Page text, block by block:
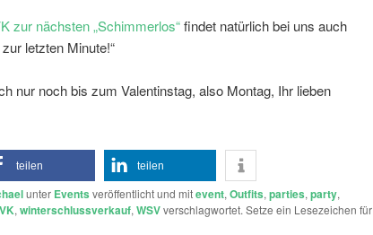
zur nächsten „Schimmerlos“findet natürlich bei uns auch
letzten Minute!“
nur noch bis zum Valentinstag, also Montag, Ihr lieben
teilen teilen
unter Events veröffentlicht und mitevent, Outfits, parties, party,
, winterschlussverkauf, WSVverschlagwortet. Setze ein Lesezeichen für